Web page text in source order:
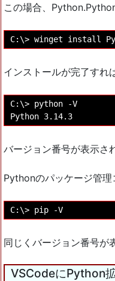
この場合、
インストールが完了すれ
C:\> python -V
バージョン番号が表示さ
Pythonのパッケージ管理
同じくバージョン番号が
VSCodeにPython